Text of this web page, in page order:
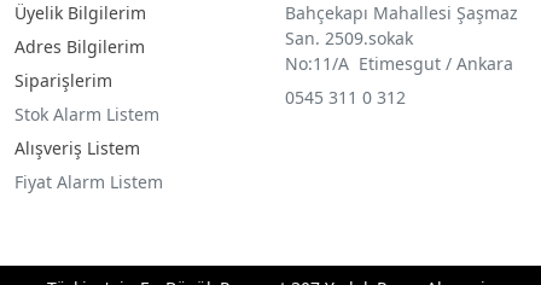
Üyelik Bilgilerim
Adres Bilgilerim
Siparişlerim
Stok Alarm Listem
Alışveriş Listem
Fiyat Alarm Listem
Bahçekapı Mahallesi Şaşmaz
San. 2509.sokak
No:11/A Etimesgut / Ankara
0545 311 0 312